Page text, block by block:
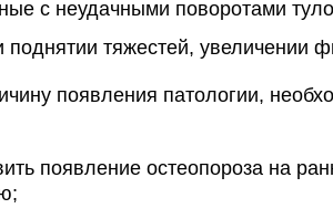
с неудачными поворотами
тяжестей, увеличении
появления патологии,
появление остеопороза на